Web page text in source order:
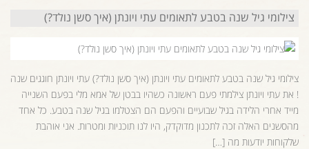
צילומי גיל שנה בטבע לתאומים עתי ויונתן (איך סשן נולד?)
צילומי גיל שנה בטבע לתאומים עתי ויונתן (איך סשן נולד?) עתי ויונתן חוגגים שנה
! את עתי ויונתן צילמתי פעם ראשונה כשהיו בבטן של אמא מלי בפעם השנייה
מייד אחרי הלידה בגיל שבועיים והפעם הם הצטלמו בגיל שנה בטבע. כל אחד
מהסשנים האלה זכה לתכנון מדוקדק, היו לנו תוכניות ומטרות. אני אוהבת
שלקוחות יודעות מה […]